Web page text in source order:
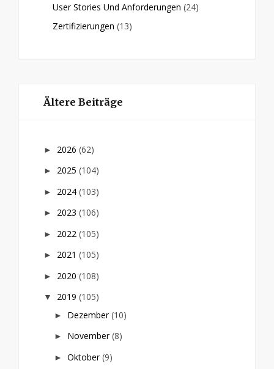
User Stories Und Anforderungen (24)
Zertifizierungen (13)
Ältere Beiträge
► 2026 (62)
► 2025 (104)
► 2024 (103)
► 2023 (106)
► 2022 (105)
► 2021 (105)
► 2020 (108)
▼ 2019 (105)
► Dezember(10)
► November(8)
► Oktober(9)